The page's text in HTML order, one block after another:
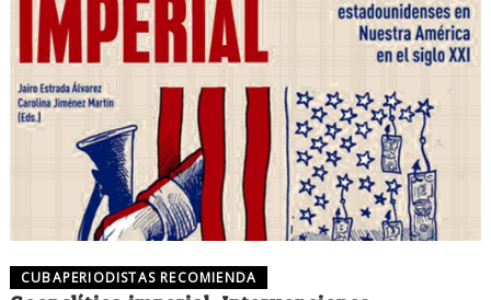
CUBAPERIODISTAS RECOMIENDA